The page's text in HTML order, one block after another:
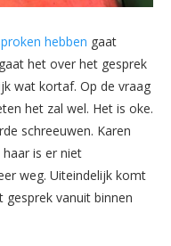
hebben gaat
het over het gesprek
wat kortaf. Op de vraag
het zal wel. Het is oke.
schreeuwen. Karen
is er niet
weg. Uiteindelijk komt
gesprek vanuit binnen